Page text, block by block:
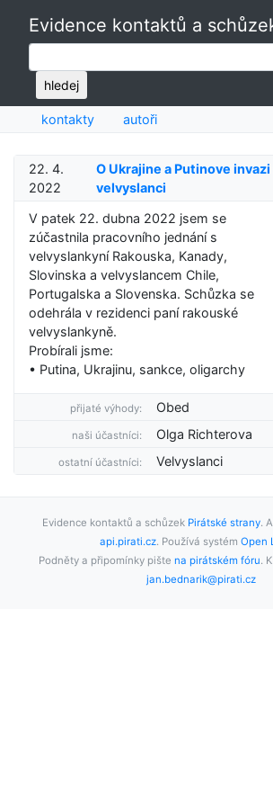
Evidence kontaktů a
hledej
kontakty autoři
22. 4.
2022
O Ukrajine a Putinove invazi
velvyslanci
V patek 22. dubna 2022 jsem se
zúčastnila pracovního jednání s
velvyslankyní Rakouska, Kanady,
Slovinska a velvyslancem Chile,
Portugalska a Slovenska. Schůzka se
odehrála v rezidenci paní rakouské
velvyslankyně.
Probírali jsme:
• Putina, Ukrajinu, sankce, oligarchy
přijaté výhody: Obed
naši účastníci: Olga Richterova
ostatní účastníci: Velvyslanci
Evidence kontaktů a schůzek Pirátské strany.
api.pirati.cz. Používá systém Open
Podněty a připomínky pište na pirátském fóru.
jan.bednarik@pirati.cz